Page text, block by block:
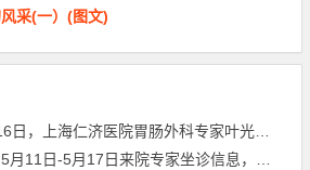
采(一）(图文)
上海仁济医院胃肠外科专家叶光耀来院坐诊通知
11日-5月17日来院专家坐诊信息，请查收！